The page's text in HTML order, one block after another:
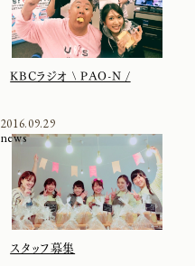
KBCラジオ \ PAO-N /
スタッフ募集
2016.09.29
news